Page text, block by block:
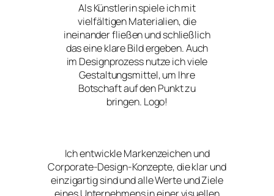
Als Künstlerin spiele ich mit
vielfältigen Materialien, die
ineinander fließen und schließlich
das eine klare Bild ergeben. Auch
im Designprozess nutze ich viele
Gestaltungsmittel, um Ihre
Botschaft auf den Punkt zu
bringen. Logo!
Ich entwickle Markenzeichen und
Corporate-Design-Konzepte, die klar und
einzigartig sind und alle Werte und Ziele